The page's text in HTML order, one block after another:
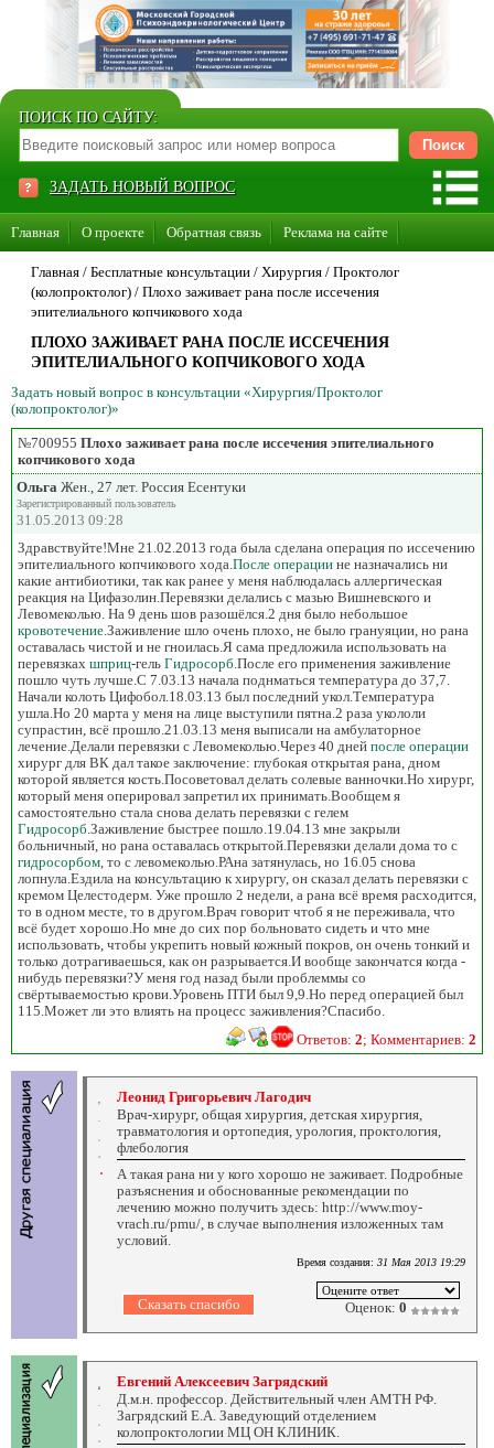
ПОИСК ПО САЙТУ:
ЗАДАТЬ НОВЫЙ ВОПРОС
Главная О проекте Обратная связь Реклама на сайте
Стать консультантом нашего сайта
Суперакция «Каждому врачу свой сайт»
Главная / Бесплатные консультации / Хирургия / Проктолог
(колопроктолог) / Плохо заживает рана после иссечения
эпителиального копчикового хода
ПЛОХО ЗАЖИВАЕТ РАНА ПОСЛЕ ИССЕЧЕНИЯ
ЭПИТЕЛИАЛЬНОГО КОПЧИКОВОГО ХОДА
Задать новый вопрос в консультации «Хирургия/Проктолог
(колопроктолог)»
№700955 Плохо заживает рана после иссечения эпителиального
копчикового хода
Ольга Жен., 27 лет. Россия Есентуки
Зарегистрированный пользователь
31.05.2013 09:28
Здравствуйте!Мне 21.02.2013 года была сделана операция по иссечению
эпителиального копчикового хода. После операции не назначались ни
какие антибиотики, так как ранее у меня наблюдалась аллергическая
реакция на Цифазолин.Перевязки делались с мазью Вишневского и
Левомеколью. На 9 день шов разошёлся.2 дня было небольшое
кровотечение .Заживление шло очень плохо, не было грануяции, но рана
оставалась чистой и не гноилась.Я сама предложила использовать на
перевязках шприц-гель Гидросорб .После его применения заживление
пошло чуть лучше.С 7.03.13 начала поднматься температура до 37,7.
Начали колоть Цифобол.18.03.13 был последний укол.Температура
ушла.Но 20 марта у меня на лице выступили пятна.2 раза укололи
супрастин, всё прошло.21.03.13 меня выписали на амбулаторное
лечение.Делали перевязки с Левомеколью.Через 40 дней после операции
хирург для ВК дал такое заключение: глубокая открытая рана, дном
которой является кость.Посоветовал делать солевые ванночки.Но хирург,
который меня оперировал запретил их принимать.Вообщем я
самостоятельно стала снова делать перевязки с гелем
Гидросорб .Заживление быстрее пошло.19.04.13 мне закрыли
больничный, но рана оставалась открытой.Перевязки делали дома то с
гидросорбом , то с левомеколью.РАна затянулась, но 16.05 снова
лопнула.Ездила на консультацию к хирургу, он сказал делать перевязки с
кремом Целестодерм. Уже прошло 2 недели, а рана всё время расходится,
то в одном месте, то в другом.Врач говорит чтоб я не переживала, что
всё будет хорошо.Но мне до сих пор больновато сидеть и что мне
использовать, чтобы укрепить новый кожный покров, он очень тонкий и
только дотрагиваешься, как он разрывается.И вообще закончатся когда -
нибудь перевязки?У меня год назад были проблеммы со
свёртываемостью крови.Уровень ПТИ был 9,9.Но перед операцией был
115.Может ли это влиять на процесс заживления?Спасибо.
Ответов: 2; Комментариев: 2
Леонид Григорьевич Лагодич
Врач-хирург, общая хирургия, детская хирургия,
травматология и ортопедия, урология, проктология,
флебология
А такая рана ни у кого хорошо не заживает. Подробные
разъяснения и обоснованные рекомендации по
лечению можно получить здесь: http://www.moy-
vrach.ru/pmu/, в случае выполнения изложенных там
условий.
Время создания: 31 Мая 2013 19:29
Оценок: 0
Евгений Алексеевич Загрядский
Д.м.н. профессор. Действительный член АМТН РФ.
Загрядский Е.А. Заведующий отделением
колопроктологии МЦ ОН КЛИНИК.